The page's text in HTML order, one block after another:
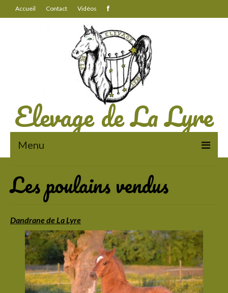
Accueil Contact Vidéos
Elevage de La Lyre
Menu
Des chevaux au travail
Cadre de vie
Education
Suivi santé
Les poulains vendus
Dandrane de La Lyre